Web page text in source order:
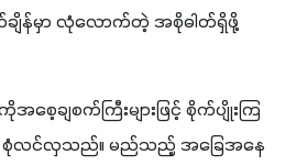
ချိန်မှာ လုံလောက်တဲ့ အစိုဓါတ်ရှိဖို့
စေ့ချစက်ကြီးများဖြင့် စိုက်ပျိုးကြ
ား စုံလင်လှသည်။ မည်သည့် အခြေအနေ